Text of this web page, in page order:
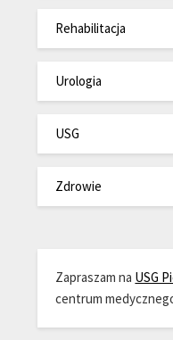
Rehabilitacja
Urologia
USG
Zdrowie
Zapraszam na USG
centrum